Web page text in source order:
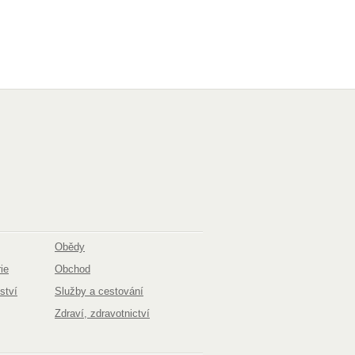
Obědy
Obchod
Služby a cestování
Zdraví, zdravotnictví